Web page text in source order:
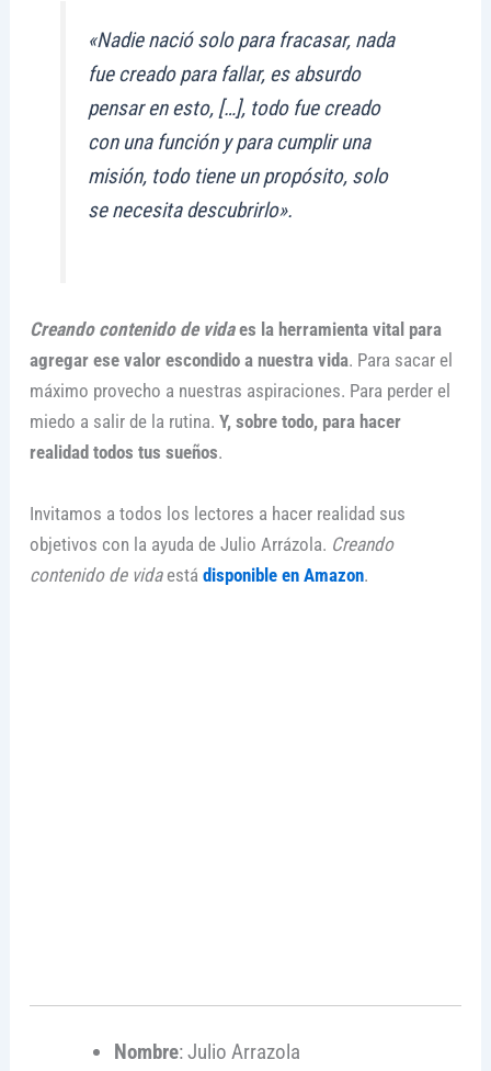
«Nadie nació solo para fracasar, nada
fue creado para fallar, es absurdo
pensar en esto, […], todo fue creado
con una función y para cumplir una
misión, todo tiene un propósito, solo
se necesita descubrirlo».
Creando contenido de vidaes la herramienta vital para
agregar ese valor escondido a nuestra vida. Para sacar el
máximo provecho a nuestras aspiraciones. Para perder el
miedo a salir de la rutina. Y, sobre todo, para hacer
realidad todos tus sueños.
Invitamos a todos los lectores a hacer realidad sus
objetivos con la ayuda de Julio Arrázola. Creando
contenido de vidaestá disponible en Amazon.
Nombre: Julio Arrazola